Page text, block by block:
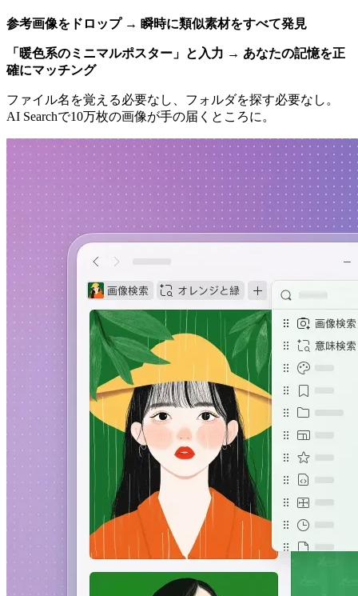
参考画像をドロップ → 瞬時に類似素材をすべて発見
「暖色系のミニマルポスター」と入力 → あなたの記憶を正
確にマッチング
ファイル名を覚える必要なし、フォルダを探す必要なし。
AI Searchで10万枚の画像が手の届くところに。